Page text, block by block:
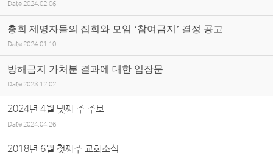
Date 2024.02.06
총회 제명자들의 집회와 모임 ‘참여금지’ 결정 공고
Date 2024.01.10
방해금지 가처분 결과에 대한 입장문
Date 2023.12.02
2024년 4월 넷째 주 주보
Date2024.04.26
2018년 6월 첫째주 교회소식